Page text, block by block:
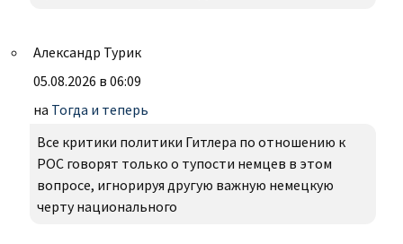
Александр Турик
05.08.2026 в 06:09
на Тогда и теперь
Все критики политики Гитлера по отношению к
РОС говорят только о тупости немцев в этом
вопросе, игнорируя другую важную немецкую
черту национального